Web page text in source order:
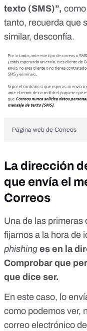
texto (SMS)”,
tanto, recuerda que
similar, desconfía.
Página web de Correos
La dirección
que envía el
Correos
Una de las primeras
fijarnos a la hora de
phishing es en la
Comprobar que
que dice ser.
En este caso, lo
como podemos ver,
correo electrónico